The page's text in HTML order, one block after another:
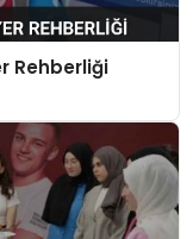
Rehberliği